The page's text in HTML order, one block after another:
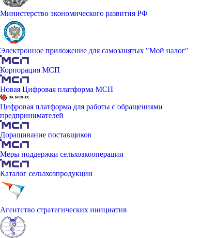
Министерство экономического развития РФ
Электронное приложение для самозанятых "Мой налог"
Корпорация МСП
Новая Цифровая платформа МСП
Цифровая платформа для работы с обращениями
предпринимателей
Доращивание поставщиков
Меры поддержки сельхозкооперации
Каталог сельзхозпродукции
Агентство стратегических инициатив